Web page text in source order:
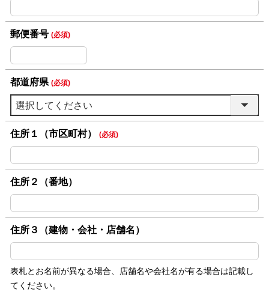
郵便番号 (必須)
都道府県 (必須)
住所１（市区町村） (必須)
住所２（番地）
住所３（建物・会社・店舗名）
表札とお名前が異なる場合、店舗名や会社名が有る場合は記載し
てください。